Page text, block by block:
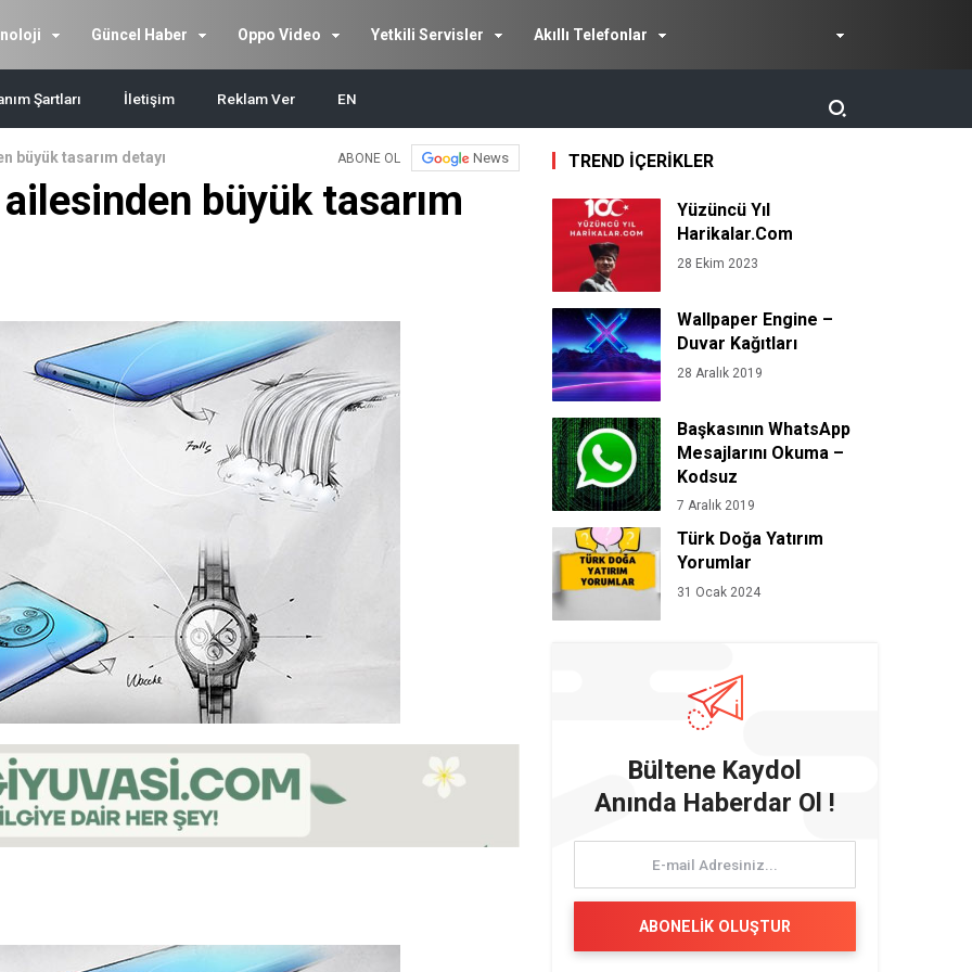
Güncel Haber Oppo Video Yetkili Servisler Akıllı Telefonlar
Şartları İletişim Reklam Ver EN
büyük tasarım detayı ABONE OL News
büyük tasarım
TREND İÇERİKLER
Yüzüncü Yıl
Harikalar.Com
28 Ekim 2023
Wallpaper Engine –
Duvar Kağıtları
28 Aralık 2019
Başkasının WhatsApp
Mesajlarını Okuma –
Kodsuz
7 Aralık 2019
Türk Doğa Yatırım
Yorumlar
31 Ocak 2024
Bültene Kaydol
Anında Haberdar Ol !
ABONELİK OLUŞTUR